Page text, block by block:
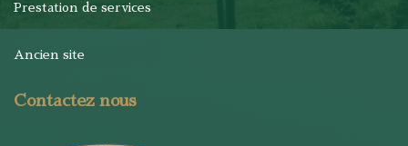
Prestation de services
Ancien site
Contactez nous